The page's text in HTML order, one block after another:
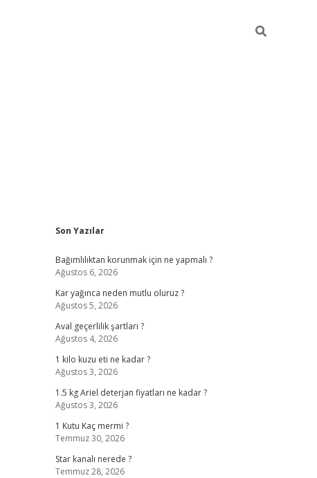
Sidebar
Son Yazılar
Bağımlılıktan korunmak için ne yapmalı ?
Ağustos 6, 2026
Kar yağınca neden mutlu oluruz ?
Ağustos 5, 2026
Aval geçerlilik şartları ?
Ağustos 4, 2026
1 kilo kuzu eti ne kadar ?
Ağustos 3, 2026
1.5 kg Ariel deterjan fiyatları ne kadar ?
Ağustos 3, 2026
1 Kutu Kaç mermi ?
Temmuz 30, 2026
Star kanalı nerede ?
Temmuz 28, 2026